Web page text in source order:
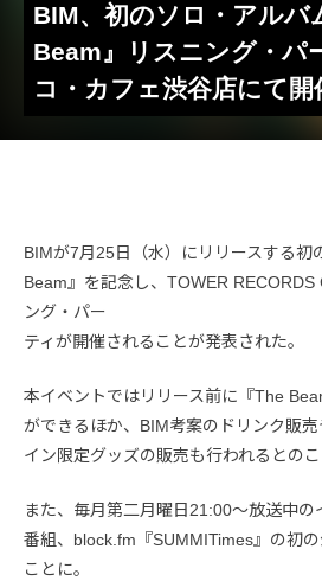
BIM、初のソロ・アルバ
Beam』リスニング・パ
コ・カフェ渋谷店にて開
BIMが7月25日（水）にリリースする初
Beam』を記念し、TOWER
ング・パー
ティが開催されることが発表された。
本イベントではリリース前に『The
ができるほか、BIM考案のドリンク販
イン限定グッズの販売も行われるとのこ
また、毎月第二月曜日21:00〜放送中の
番組、block.fm『SUMMITimes』の初
ことに。